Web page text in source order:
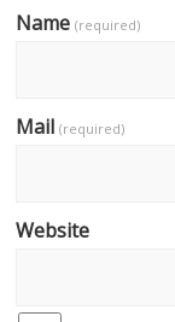
Name(required)
Mail(required)
Website